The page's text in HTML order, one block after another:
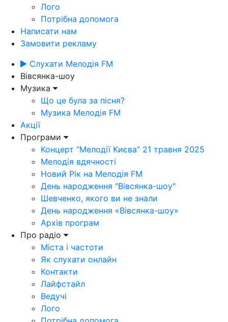
Лого
Потрібна допомога
Написати нам
Замовити рекламу
Слухати Мелодія FM
Вівсянка-шоу
Музика
Що це була за пісня?
Музика Мелодія FM
Акції
Програми
Концерт “Мелодії Києва” 21 травня 2025
Мелодія вдячності
Новий Рік на Мелодія FM
День народження "Вівсянка-шоу"
Шевченко, якого ви не знали
День народження «Вівсянка-шоу»
Архів програм
Про радіо
Міста і частоти
Як слухати онлайн
Контакти
Лайфстайл
Ведучі
Лого